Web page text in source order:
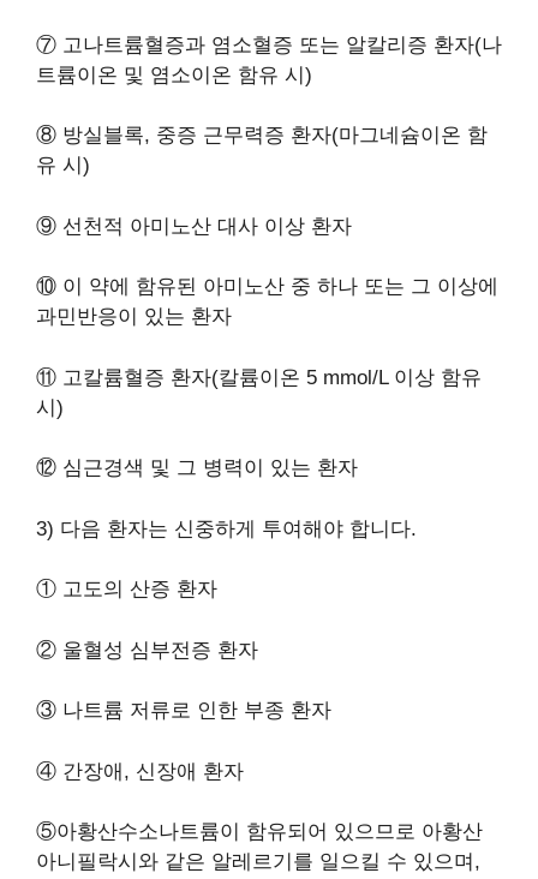
⑦ 고나트륨혈증과 염소혈증 또는 알칼리증 환자(나
트륨이온 및 염소이온 함유 시)
⑧ 방실블록, 중증 근무력증 환자(마그네슘이온 함
유 시)
⑨ 선천적 아미노산 대사 이상 환자
⑩ 이 약에 함유된 아미노산 중 하나 또는 그 이상에
과민반응이 있는 환자
⑪ 고칼륨혈증 환자(칼륨이온 5 mmol/L 이상 함유
시)
⑫ 심근경색 및 그 병력이 있는 환자
3) 다음 환자는 신중하게 투여해야 합니다.
① 고도의 산증 환자
② 울혈성 심부전증 환자
③ 나트륨 저류로 인한 부종 환자
④ 간장애, 신장애 환자
⑤아황산수소나트륨이 함유되어 있으므로 아황산
아니필락시와 같은 알레르기를 일으킬 수 있으며,